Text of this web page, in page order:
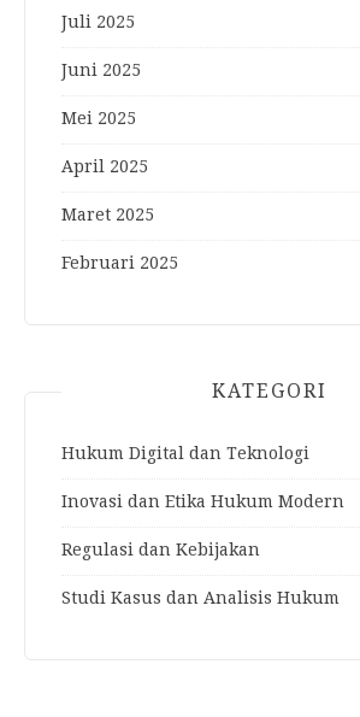
Juli 2025
Juni 2025
Mei 2025
April 2025
Maret 2025
Februari 2025
KATEGORI
Hukum Digital dan Teknologi
Inovasi dan Etika Hukum Modern
Regulasi dan Kebijakan
Studi Kasus dan Analisis Hukum